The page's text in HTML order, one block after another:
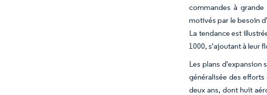
commandes à
motivés par le besoin
La tendance est
1000, s'ajoutant à leur
Les plans d'expansion
généralisée des
deux ans, dont huit